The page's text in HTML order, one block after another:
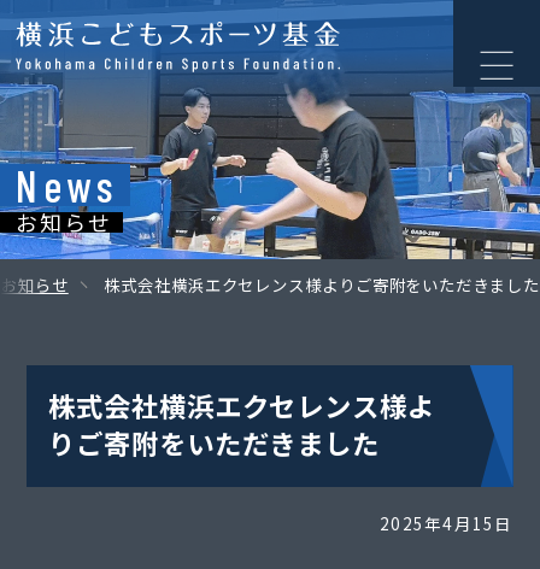
News
お知らせ
お知らせ 株式会社横浜エクセレンス様よりご寄附をいただきました
株式会社横浜エクセレンス様よ
りご寄附をいただきました
2025年4月15日